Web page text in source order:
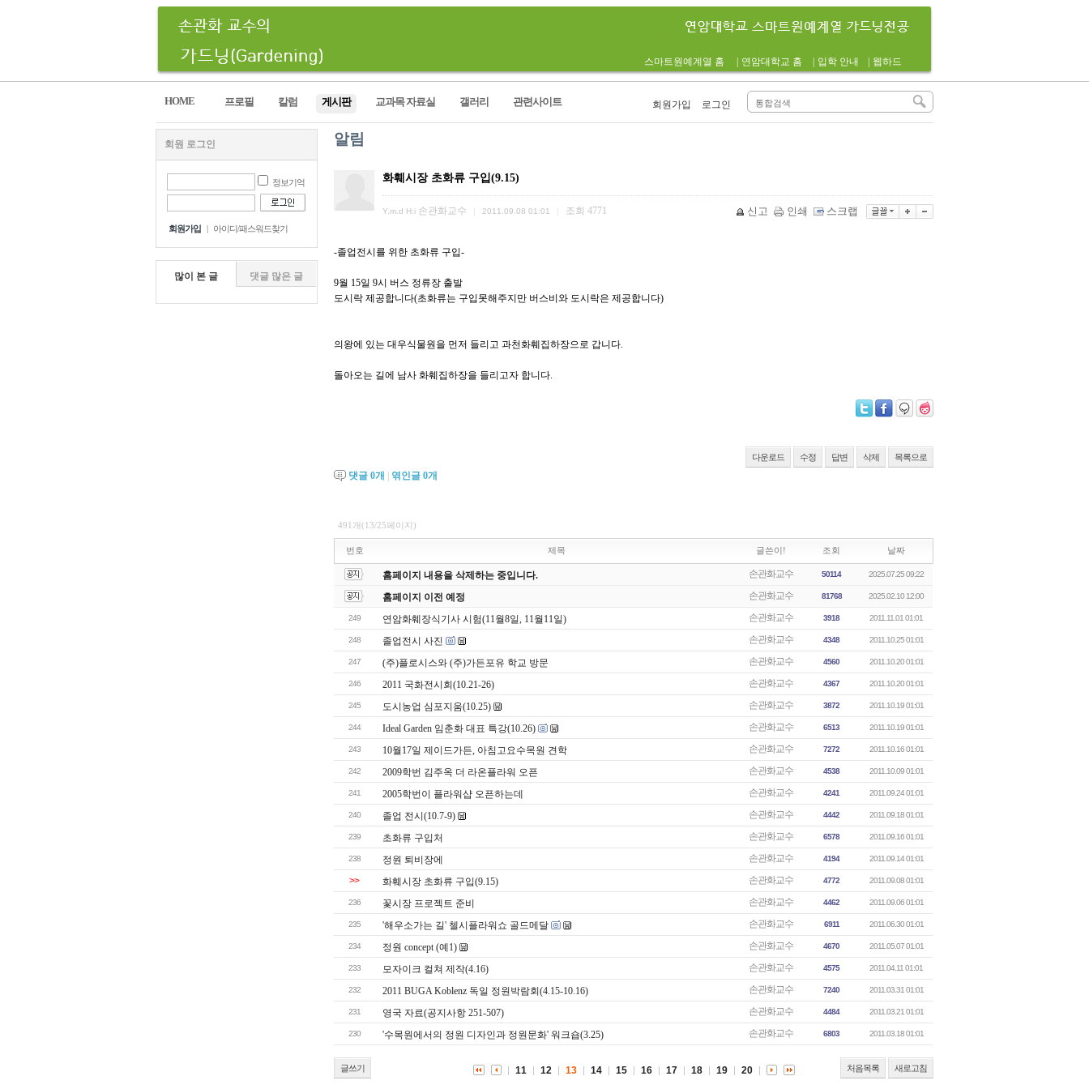
스마트원예계열 홈 연암대학교 홈 입학 안내 웹하드
회원가입 로그인
HOME 프로필 칼럼 게시판 교과목 자료실 갤러리 관련사이트
회원 로그인
정보기억
회원가입 | 아이디/패스워드찾기
많이 본 글 댓글 많은 글
알림
화훼시장 초화류 구입(9.15)
Y.m.d H:i 손관화교수 2011.09.08 01:01 조회 4771 신고 인쇄 스크랩
-졸업전시를 위한 초화류 구입-
9월 15일 9시 버스 정류장 출발
도시락 제공합니다(초화류는 구입못해주지만 버스비와 도시락은 제공합니다)
의왕에 있는 대우식물원을 먼저 들리고 과천화훼집하장으로 갑니다.
돌아오는 길에 남사 화훼집하장을 들리고자 합니다.
다운로드 수정 답변 삭제 목록으로
댓글 0개 엮인글 0개
491개(13/25페이지)
번호 제목 글쓴이! 조회 날짜
홈페이지 내용을 삭제하는 중입니다. 손관화교수 50114 2025.07.25 09:22
홈페이지 이전 예정 손관화교수 81768 2025.02.10 12:00
249 연암화훼장식기사 시험(11월8일, 11월11일) 손관화교수 3918 2011.11.01 01:01
248 졸업전시 사진 손관화교수 4348 2011.10.25 01:01
247 (주)플로시스와 (주)가든포유 학교 방문 손관화교수 4560 2011.10.20 01:01
246 2011 국화전시회(10.21-26) 손관화교수 4367 2011.10.20 01:01
245 도시농업 심포지움(10.25) 손관화교수 3872 2011.10.19 01:01
244 Ideal Garden 임춘화 대표 특강(10.26) 손관화교수 6513 2011.10.19 01:01
243 10월17일 제이드가든, 아침고요수목원 견학 손관화교수 7272 2011.10.16 01:01
242 2009학번 김주옥 더 라온플라워 오픈 손관화교수 4538 2011.10.09 01:01
241 2005학번이 플라워샵 오픈하는데 손관화교수 4241 2011.09.24 01:01
240 졸업 전시(10.7-9) 손관화교수 4442 2011.09.18 01:01
239 초화류 구입처 손관화교수 6578 2011.09.16 01:01
238 정원 퇴비장에 손관화교수 4194 2011.09.14 01:01
>> 화훼시장 초화류 구입(9.15) 손관화교수 4772 2011.09.08 01:01
236 꽃시장 프로젝트 준비 손관화교수 4462 2011.09.06 01:01
235 '해우소가는 길' 첼시플라워쇼 골드메달 손관화교수 6911 2011.06.30 01:01
234 정원 concept (예1) 손관화교수 4670 2011.05.07 01:01
233 모자이크 컬쳐 제작(4.16) 손관화교수 4575 2011.04.11 01:01
232 2011 BUGA Koblenz 독일 정원박람회(4.15-10.16) 손관화교수 7240 2011.03.31 01:01
231 영국 자료(공지사항 251-507) 손관화교수 4484 2011.03.21 01:01
230 '수목원에서의 정원 디자인과 정원문화' 워크숍(3.25) 손관화교수 6803 2011.03.18 01:01
글쓰기 처음목록 새로고침
11 12 13 14 15 16 17 18 19 20